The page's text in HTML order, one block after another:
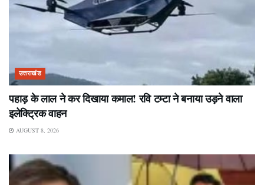
उत्तराखंड
पहाड़ के लाल ने कर दिखाया कमाल! रवि टम्टा ने बनाया उड़ने वाला
इलेक्ट्रिक वाहन
AUGUST 8, 2026